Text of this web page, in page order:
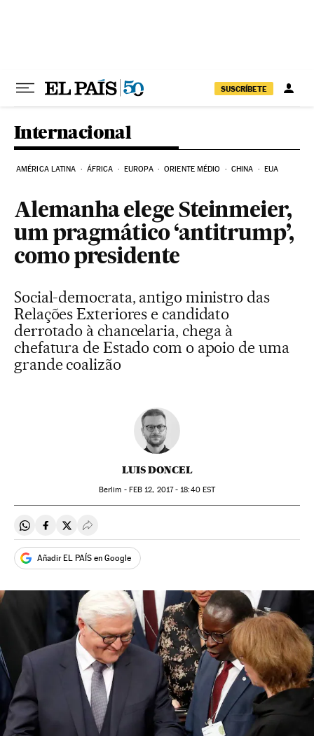
SUSCRÍBETE
Internacional
AMÉRICA LATINA ÁFRICA EUROPA ORIENTE MÉDIO CHINA EUA
Alemanha elege Steinmeier,
um pragmático ‘antitrump’,
como presidente
Social-democrata, antigo ministro das
Relações Exteriores e candidato
derrotado à chancelaria, chega à
chefatura de Estado com o apoio de uma
grande coalizão
LUIS DONCEL
Berlim - FEB 12, 2017 - 18:40EST
Compartir en Whatsapp
Compartir en Facebook
Compartir en Twitter
Desplegar Redes Sociales
Añadir EL PAÍS en Google